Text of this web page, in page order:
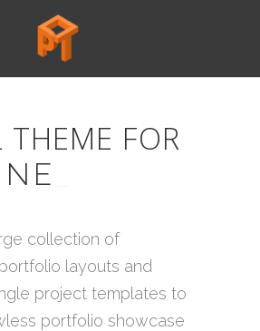
THEME FOR
collection of
layouts and
project templates to
portfolio showcase